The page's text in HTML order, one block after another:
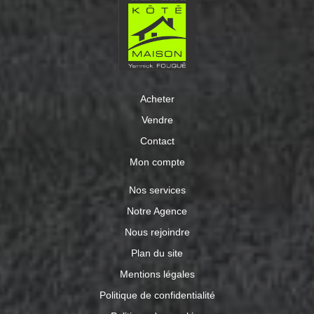
jeux?), ainsi que d'un garage. Le terrain permet
également le stationnement d'un second véhicule,
accessible par un portail motorisé. À l'extérieur, vous
profiterez d'un joli jardin, véritable havre de paix, idéal
Photos légèrement retouchées par intelligence artificielle
aux caractéristiques du bien.
Acheter
Vendre
Contact
Mon compte
Nos services
Notre Agence
Nous rejoindre
Plan du site
Mentions légales
Politique de confidentialité